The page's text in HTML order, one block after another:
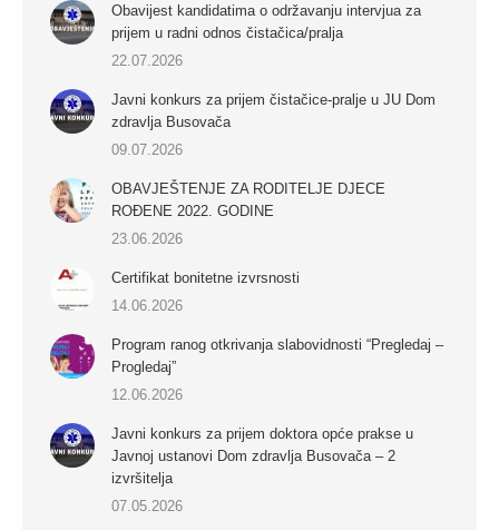
Obavijest kandidatima o održavanju intervjua za
prijem u radni odnos čistačica/pralja
22.07.2026
Javni konkurs za prijem čistačice-pralje u JU Dom
zdravlja Busovača
09.07.2026
OBAVJEŠTENJE ZA RODITELJE DJECE
ROĐENE 2022. GODINE
23.06.2026
Certifikat bonitetne izvrsnosti
14.06.2026
Program ranog otkrivanja slabovidnosti “Pregledaj –
Progledaj”
12.06.2026
Javni konkurs za prijem doktora opće prakse u
Javnoj ustanovi Dom zdravlja Busovača – 2
izvršitelja
07.05.2026